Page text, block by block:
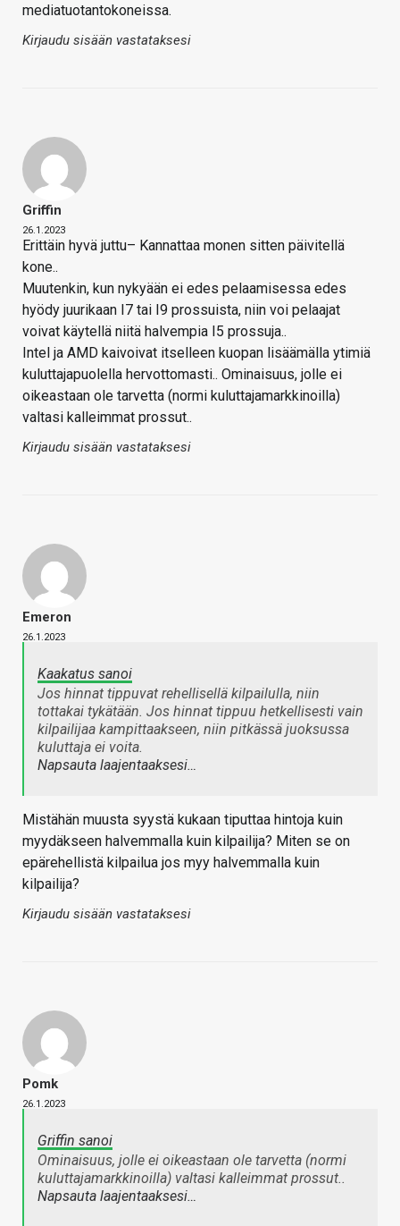
mediatuotantokoneissa.
Kirjaudu sisään vastataksesi
Griffin
26.1.2023
Erittäin hyvä juttu– Kannattaa monen sitten päivitellä
kone..
Muutenkin, kun nykyään ei edes pelaamisessa edes
hyödy juurikaan I7 tai I9 prossuista, niin voi pelaajat
voivat käytellä niitä halvempia I5 prossuja..
Intel ja AMD kaivoivat itselleen kuopan lisäämälla ytimiä
kuluttajapuolella hervottomasti.. Ominaisuus, jolle ei
oikeastaan ole tarvetta (normi kuluttajamarkkinoilla)
valtasi kalleimmat prossut..
Kirjaudu sisään vastataksesi
Emeron
26.1.2023
Kaakatus sanoi
Jos hinnat tippuvat rehellisellä kilpailulla, niin
tottakai tykätään. Jos hinnat tippuu hetkellisesti vain
kilpailijaa kampittaakseen, niin pitkässä juoksussa
kuluttaja ei voita.
Napsauta laajentaaksesi…
Mistähän muusta syystä kukaan tiputtaa hintoja kuin
myydäkseen halvemmalla kuin kilpailija? Miten se on
epärehellistä kilpailua jos myy halvemmalla kuin
kilpailija?
Kirjaudu sisään vastataksesi
Pomk
26.1.2023
Griffin sanoi
Ominaisuus, jolle ei oikeastaan ole tarvetta (normi
kuluttajamarkkinoilla) valtasi kalleimmat prossut..
Napsauta laajentaaksesi…